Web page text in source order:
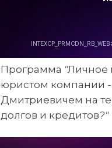
Программа
юристом компании
Дмитриевичем на
долгов и кредитов?"